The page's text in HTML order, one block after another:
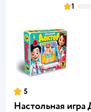
1
5
Настольная игра